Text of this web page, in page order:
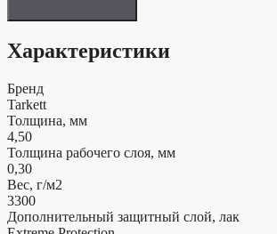
Характеристики
Бренд
Tarkett
Толщина, мм
4,50
Толщина рабочего слоя, мм
0,30
Вес, г/м2
3300
Дополнительный защитный слой, лак